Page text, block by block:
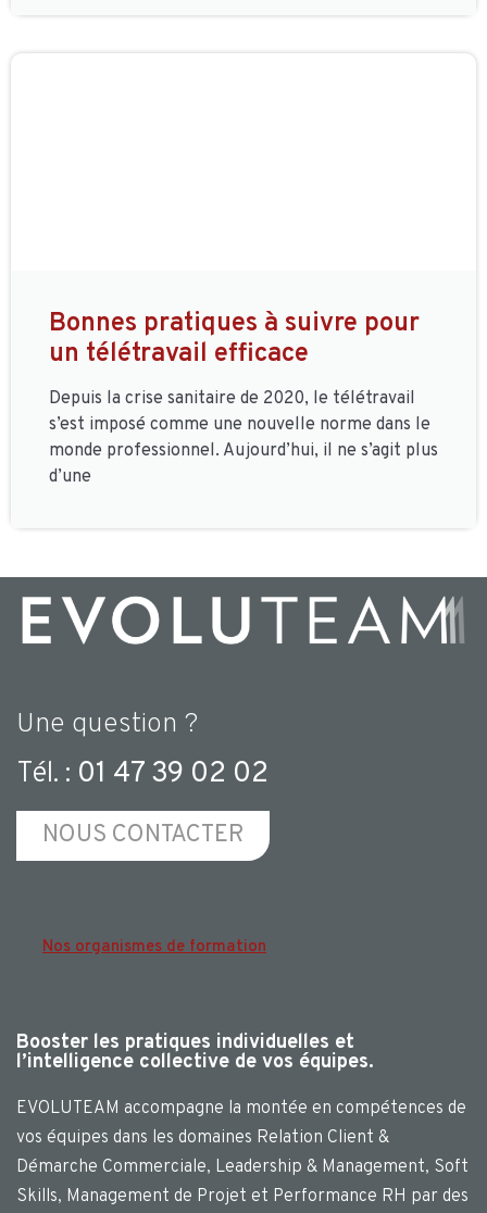
Bonnes pratiques à suivre pour
un télétravail efficace
Depuis la crise sanitaire de 2020, le télétravail
s’est imposé comme une nouvelle norme dans le
monde professionnel. Aujourd’hui, il ne s’agit plus
d’une
Une question ?
Tél. : 01 47 39 02 02
NOUS CONTACTER
Nos organismes de formation
Booster les pratiques individuelles et
l’intelligence collective de vos équipes.
EVOLUTEAM accompagne la montée en compétences de
vos équipes dans les domaines Relation Client &
Démarche Commerciale, Leadership & Management, Soft
Skills, Management de Projet et Performance RH par des